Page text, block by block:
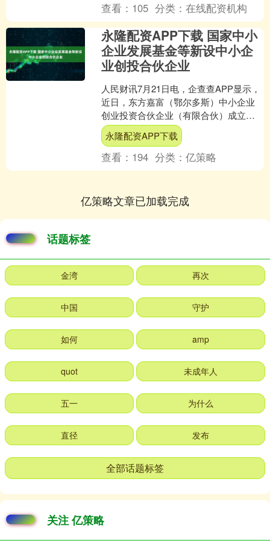
查看： 105 分类：在线配资机构
永隆配资APP下载 国家中小
企业发展基金等新设中小企
业创投合伙企业
人民财讯7月21日电，企查查APP显示，
近日，东方嘉富（鄂尔多斯）中小企业
创业投资合伙企业（有限合伙）成立，
出资额16亿元，经营范围包含：以私募
基金从事股权投资....
永隆配资APP下载
查看： 194 分类：亿策略
亿策略文章已加载完成
话题标签
金湾 再次
中国 守护
如何 amp
quot 未成年人
五一 为什么
直径 发布
全部话题标签
关注 亿策略